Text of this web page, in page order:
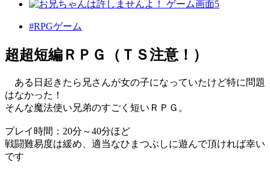
#RPGゲーム
超超短編ＲＰＧ（ＴＳ注意！）
ある日起きたら兄さんが女の子になっていたけど特に問題
はなかった！
そんな魔法使い兄弟のすごく短いＲＰＧ。
プレイ時間：20分～40分ほど
戦闘難易度は緩め、適当なひまつぶしに遊んで頂ければ幸い
です